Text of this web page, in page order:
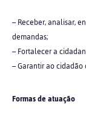
– Receber, analisar,
demandas;
– Fortalecer a
– Garantir ao
Formas de atuação